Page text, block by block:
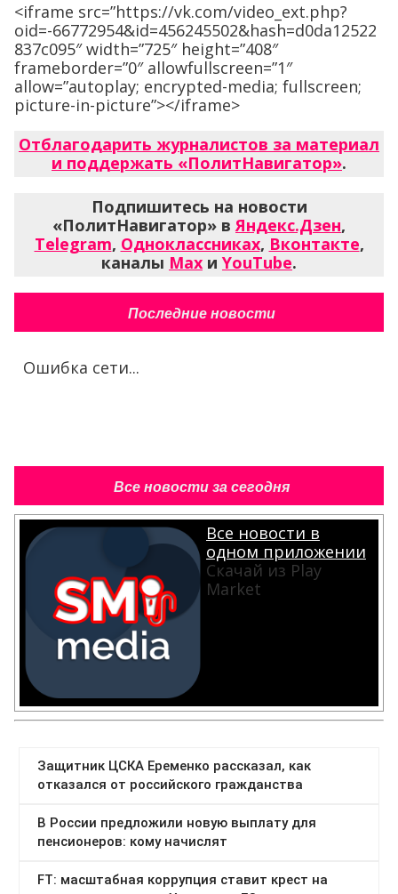
<iframe src=”https://vk.com/video_ext.php?
oid=-66772954&id=456245502&hash=d0da12522
837c095″ width=”725″ height=”408″
frameborder=”0″ allowfullscreen=”1″
allow=”autoplay; encrypted-media; fullscreen;
picture-in-picture”></iframe>
Отблагодарить журналистов за материал
и поддержать «ПолитНавигатор».
Подпишитесь на новости
«ПолитНавигатор» вЯндекс.Дзен,
Telegram, Одноклассниках, Вконтакте,
каналы Max и YouTube.
Последние новости
Ошибка сети...
Все новости за сегодня
Все новости в
одном приложении
Скачай из Play
Market